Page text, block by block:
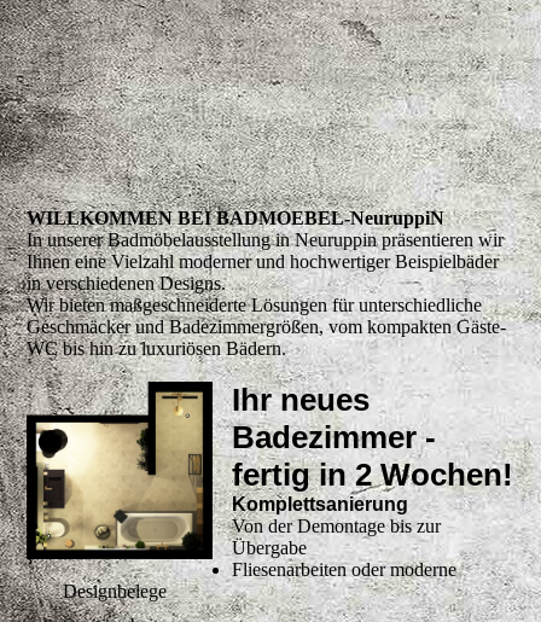
WILLKOMMEN BEI BADMOEBEL-NeuruppiN
In unserer Badmöbelausstellung in Neuruppin präsentieren wir
Ihnen eine Vielzahl moderner und hochwertiger Beispielbäder
in verschiedenen Designs.
Wir bieten maßgeschneiderte Lösungen für unterschiedliche
Geschmäcker und Badezimmergrößen, vom kompakten Gäste-
WC bis hin zu luxuriösen Bädern.
Ihr neues
Badezimmer -
fertig in 2 Wochen!
Komplettsanierung
Von der Demontage bis zur
Übergabe
Fliesenarbeiten oder moderne
Designbelege